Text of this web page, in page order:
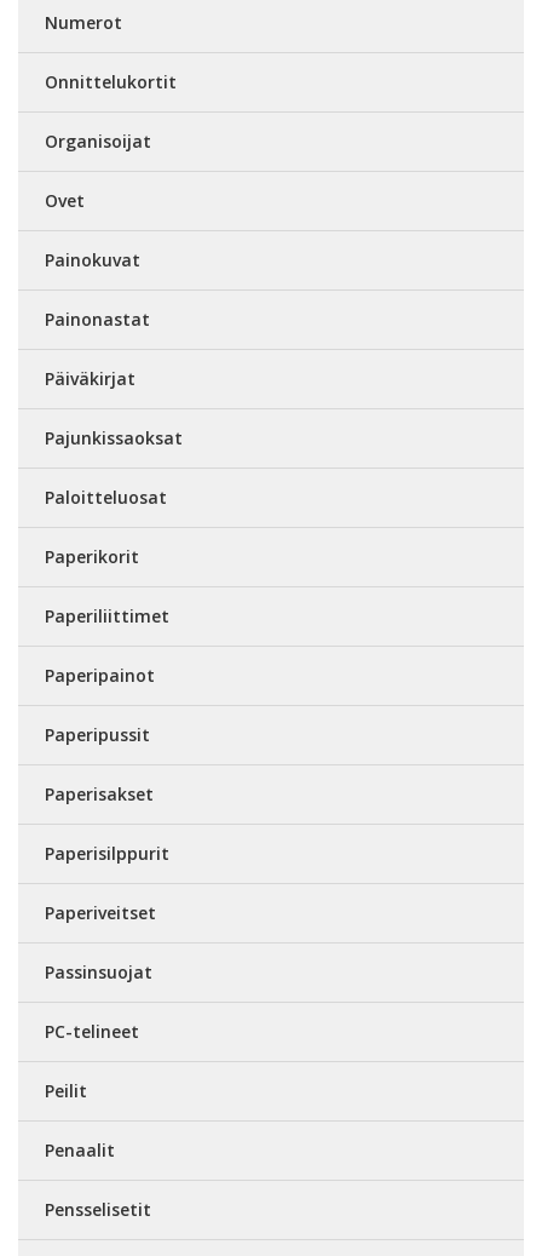
Numerot
Onnittelukortit
Organisoijat
Ovet
Painokuvat
Painonastat
Päiväkirjat
Pajunkissaoksat
Paloitteluosat
Paperikorit
Paperiliittimet
Paperipainot
Paperipussit
Paperisakset
Paperisilppurit
Paperiveitset
Passinsuojat
PC-telineet
Peilit
Penaalit
Pensselisetit